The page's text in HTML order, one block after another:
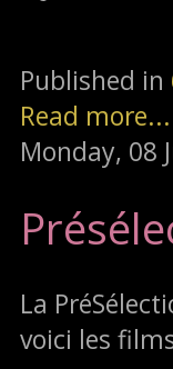
Published in
Read more...
Monday, 08
La
voici les